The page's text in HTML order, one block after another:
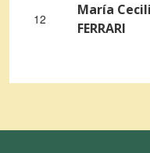
12
María
FERRARI